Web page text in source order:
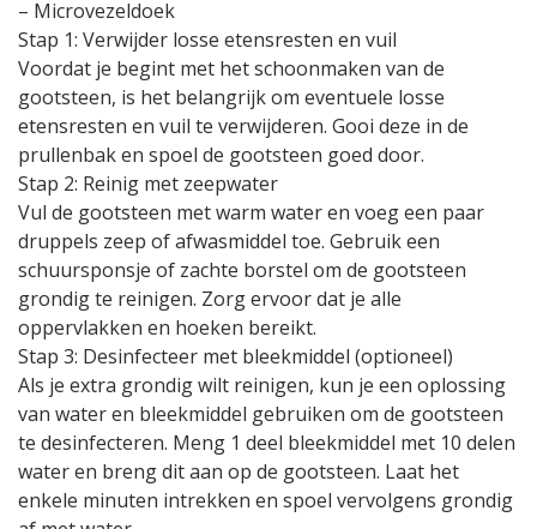
– Microvezeldoek
Stap 1: Verwijder losse etensresten en vuil
Voordat je begint met het schoonmaken van de
gootsteen, is het belangrijk om eventuele losse
etensresten en vuil te verwijderen. Gooi deze in de
prullenbak en spoel de gootsteen goed door.
Stap 2: Reinig met zeepwater
Vul de gootsteen met warm water en voeg een paar
druppels zeep of afwasmiddel toe. Gebruik een
schuursponsje of zachte borstel om de gootsteen
grondig te reinigen. Zorg ervoor dat je alle
oppervlakken en hoeken bereikt.
Stap 3: Desinfecteer met bleekmiddel (optioneel)
Als je extra grondig wilt reinigen, kun je een oplossing
van water en bleekmiddel gebruiken om de gootsteen
te desinfecteren. Meng 1 deel bleekmiddel met 10 delen
water en breng dit aan op de gootsteen. Laat het
enkele minuten intrekken en spoel vervolgens grondig